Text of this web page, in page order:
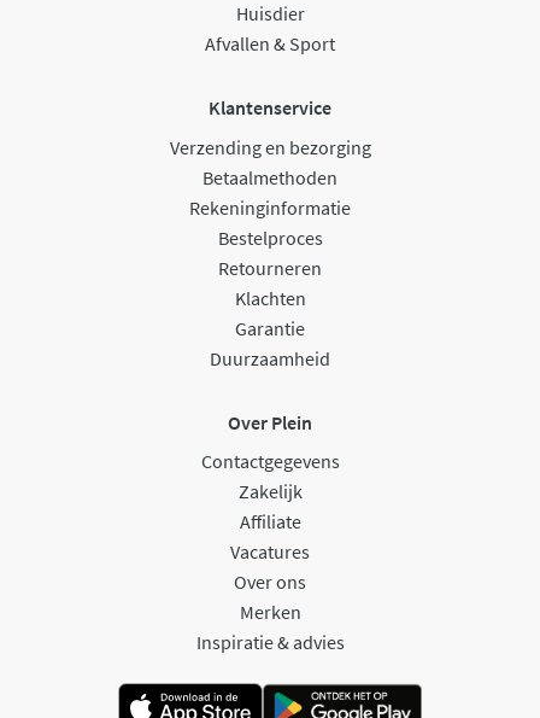
Huisdier
Afvallen & Sport
Klantenservice
Verzending en bezorging
Betaalmethoden
Rekeninginformatie
Bestelproces
Retourneren
Klachten
Garantie
Duurzaamheid
Over Plein
Contactgegevens
Zakelijk
Affiliate
Vacatures
Over ons
Merken
Inspiratie & advies